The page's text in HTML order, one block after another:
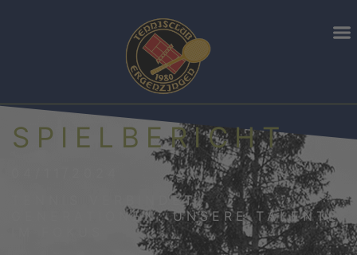
SPIELBERICHT
TENNIS VERBINDET
GENERATIONEN: UNSERE TALENTE